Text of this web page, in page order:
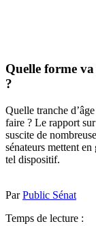
Quelle forme
?
Quelle tranche
faire ? Le rapport
suscite de
sénateurs mettent
tel dispositif.
ParPublic Sénat
Temps de lecture :